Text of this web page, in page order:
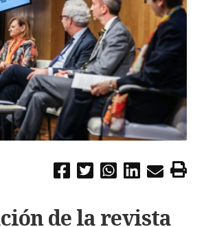
de la revista